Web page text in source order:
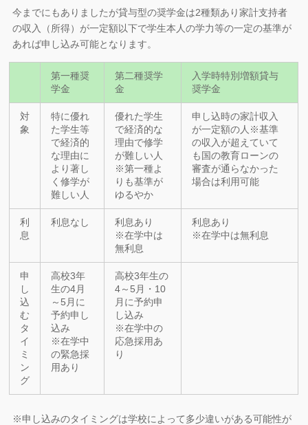
今までにもありましたが貸与型の奨学金は2種類あり家計支持者
の収入（所得）が一定額以下で学生本人の学力等の一定の基準が
あれば申し込み可能となります。
第一種奨
学金
第二種奨学
金
入学時特別増額貸与
奨学金
対
象
特に優れ
た学生等
で経済的
な理由に
より著し
く修学が
難しい人
優れた学生
で経済的な
理由で修学
が難しい人
※第一種よ
りも基準が
ゆるやか
申し込時の家計収入
が一定額の人※基準
の収入が超えていて
も国の教育ローンの
審査が通らなかった
場合は利用可能
利
息
利息なし
利息あり
※在学中は
無利息
利息あり
※在学中は無利息
申
し
込
む
タ
イ
ミ
ン
グ
高校3年
生の4月
～5月に
予約申し
込み
※在学中
の緊急採
用あり
高校3年生の
4～5月・10
月に予約申
し込み
※在学中の
応急採用あ
り
※申し込みのタイミングは学校によって多少違いがある可能性が